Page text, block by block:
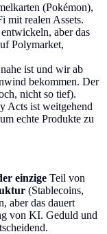
(Pokémon),
mit realen Assets.
aber das
Polymarket,
ist und wir ab
bekommen. Der
nicht so tief).
Acts ist weitgehend
echte Produkte zu
einzige Teil von
(Stablecoins,
aber das dauert
von KI. Geduld und